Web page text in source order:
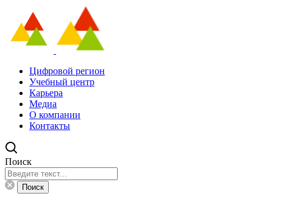
Цифровой регион
Учебный центр
Карьера
Медиа
О компании
Контакты
Поиск
Поиск